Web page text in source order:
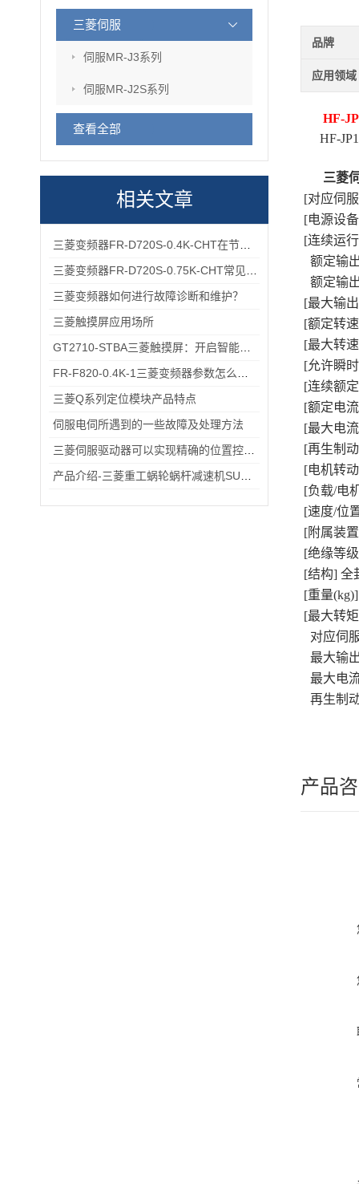
三菱伺服
伺服MR-J3系列
伺服MR-J2S系列
查看全部
相关文章
三菱变频器如何进行故障诊断和维护？
三菱触摸屏应用场所
三菱Q系列定位模块产品特点
伺服电伺所遇到的一些故障及处理方法
品牌
应用领域
HF-
HF-
三菱
[对应伺
[电源设
[连续运
额定输
额定输
[最大输
[额定转
[最大转
[允许瞬
[连续额
[额定电
[最大电
[再生制
[电机转
[负载/电
[速度/位
[附属装
[绝缘等
[结构] 全
[重量
[最大转
对应伺
最大输
最大电
再生制
产品